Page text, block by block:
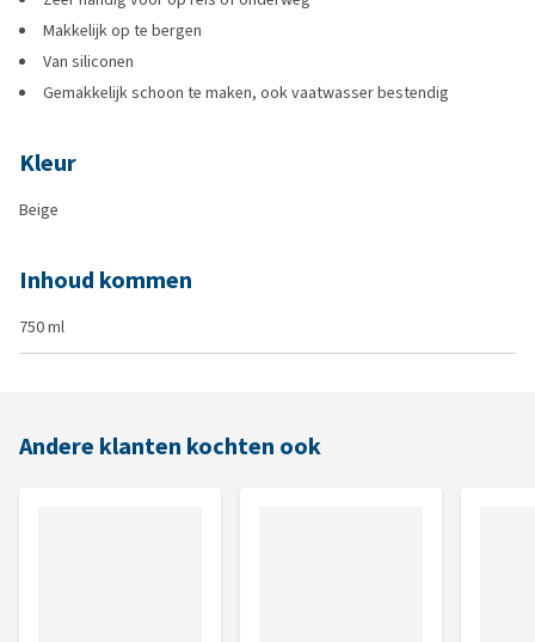
Makkelijk op te bergen
Van siliconen
Gemakkelijk schoon te maken, ook vaatwasser bestendig
Kleur
Beige
Inhoud kommen
750 ml
Andere klanten kochten ook